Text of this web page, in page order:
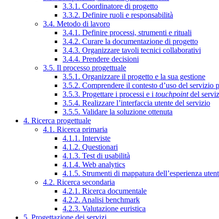
3.3.1. Coordinatore di progetto
3.3.2. Definire ruoli e responsabilità
3.4. Metodo di lavoro
3.4.1. Definire processi, strumenti e rituali
3.4.2. Curare la documentazione di progetto
3.4.3. Organizzare tavoli tecnici collaborativi
3.4.4. Prendere decisioni
3.5. Il processo progettuale
3.5.1. Organizzare il progetto e la sua gestione
3.5.2. Comprendere il contesto d’uso del servizio
3.5.3. Progettare i processi e i touchpointdel
3.5.4. Realizzare l’interfaccia utente del servizio
3.5.5. Validare la soluzione ottenuta
4. Ricerca progettuale
4.1. Ricerca primaria
4.1.1. Interviste
4.1.2. Questionari
4.1.3. Test di usabilità
4.1.4. Web analytics
4.1.5. Strumenti di mappatura dell’esperienza
4.2. Ricerca secondaria
4.2.1. Ricerca documentale
4.2.2. Analisi benchmark
4.2.3. Valutazione euristica
5. Progettazione dei servizi